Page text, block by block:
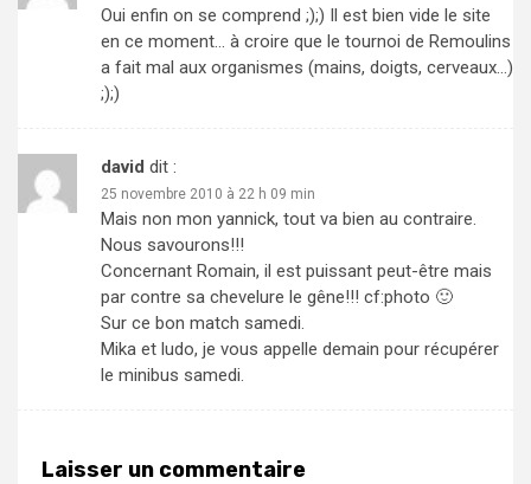
Oui enfin on se comprend ;);) Il est bien vide le site
en ce moment… à croire que le tournoi de Remoulins
a fait mal aux organismes (mains, doigts, cerveaux…)
;);)
david dit :
25 novembre 2010 à 22 h 09 min
Mais non mon yannick, tout va bien au contraire.
Nous savourons!!!
Concernant Romain, il est puissant peut-être mais
par contre sa chevelure le gêne!!! cf:photo 🙂
Sur ce bon match samedi.
Mika et ludo, je vous appelle demain pour récupérer
le minibus samedi.
Laisser un commentaire